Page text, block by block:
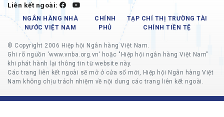
Liên kết ngoài:
NGÂN HÀNG NHÀ
NƯỚC VIỆT NAM
CHÍNH
PHỦ
TẠP CHÍ THỊ TRƯỜNG TÀI
CHÍNH TIỀN TỆ
© Copyright 2006 Hiệp hội Ngân hàng Việt Nam.
Ghi rõ nguồn 'www.vnba.org.vn' hoặc "Hiệp hội ngân hàng Việt Nam"
khi phát hành lại thông tin từ website này.
Các trang liên kết ngoài sẽ mở ở cửa sổ mới, Hiệp hội Ngân hàng Việt
Nam không chịu trách nhiệm về nội dung các trang liên kết ngoài.